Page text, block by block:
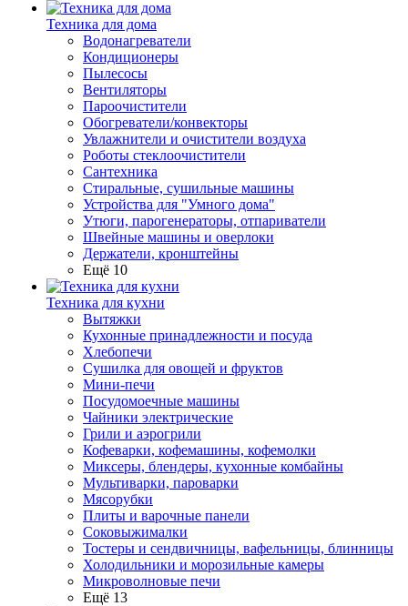
Техника для дома
Водонагреватели
Кондиционеры
Пылесосы
Вентиляторы
Пароочистители
Обогреватели/конвекторы
Увлажнители и очистители воздуха
Роботы стеклоочистители
Сантехника
Стиральные, сушильные машины
Устройства для "Умного дома"
Утюги, парогенераторы, отпариватели
Швейные машины и оверлоки
Держатели, кронштейны
Ещё 10
Техника для кухни
Вытяжки
Кухонные принадлежности и посуда
Хлебопечи
Сушилка для овощей и фруктов
Мини-печи
Посудомоечные машины
Чайники электрические
Грили и аэрогрили
Кофеварки, кофемашины, кофемолки
Миксеры, блендеры, кухонные комбайны
Мультиварки, пароварки
Мясорубки
Плиты и варочные панели
Соковыжималки
Тостеры и сендвичницы, вафельницы, блинницы
Холодильники и морозильные камеры
Микроволновые печи
Ещё 13